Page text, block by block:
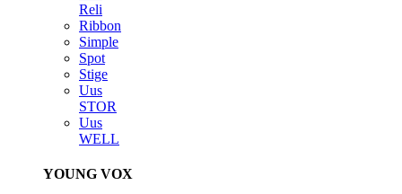
Reli
Ribbon
Simple
Spot
Stige
Uus
STOR
Uus
WELL
YOUNG VOX